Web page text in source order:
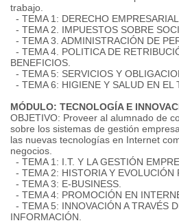
trabajo.
- TEMA 1: DERECHO EMPRESARIAL.
- TEMA 2. IMPUESTOS SOBRE
- TEMA 3. ADMINISTRACIÓN DE
- TEMA 4. POLITICA DE
BENEFICIOS.
- TEMA 5: SERVICIOS Y
- TEMA 6: HIGIENE Y SALUD EN EL
MÓDULO: TECNOLOGÍA E
OBJETIVO: Proveer al alumnado de
sobre los sistemas de gestión
las nuevas tecnologías en Internet
negocios.
- TEMA 1: I.T. Y LA GESTIÓN
- TEMA 2: HISTORIA Y EVOLUCIÓN
- TEMA 3: E-BUSINESS.
- TEMA 4: PROMOCIÓN EN
- TEMA 5: INNOVACIÓN A TRAVÉS
INFORMACIÓN.